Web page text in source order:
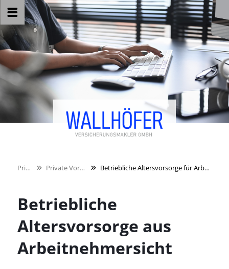
Privat Private Vorsorge Betriebliche Altersvorsorge für Arbeitnehmer
Betriebliche
Altersvorsorge aus
Arbeitnehmersicht